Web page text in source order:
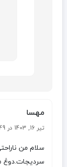
مهسا
تیر 16, 1403 در 0:49 ق.ظ
سلام من
سردیجات.دوغ